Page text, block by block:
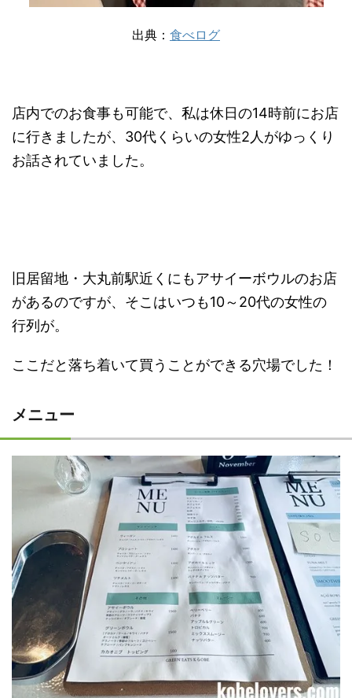
出典： 食べログ
店内でのお食事も可能で、私は休日の14時前にお店
に行きましたが、30代くらいの女性2人がゆっくり
お話されていました。
旧居留地・大丸前駅近くにもアサイーボウルのお店
があるのですが、そこはいつも10～20代の女性の
行列が。
ここだと落ち着いて買うことができる穴場でした！
メニュー